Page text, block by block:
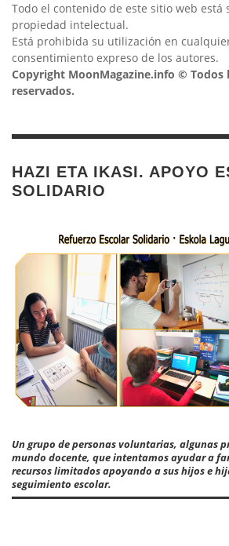
Todo el contenido de este sitio web está
propiedad intelectual.
Está prohibida su utilización en
consentimiento expreso de los autores.
Copyright MoonMagazine.info © Todos
reservados.
HAZI ETA IKASI. APOYO
SOLIDARIO
Un grupo de personas voluntarias, algunas
mundo docente, que intentamos ayudar a
recursos limitados apoyando a sus hijos e
seguimiento escolar.